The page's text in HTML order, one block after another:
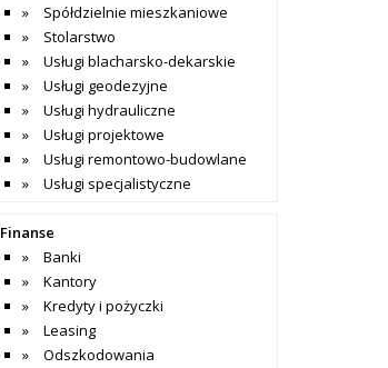
Spółdzielnie mieszkaniowe
Stolarstwo
Usługi blacharsko-dekarskie
Usługi geodezyjne
Usługi hydrauliczne
Usługi projektowe
Usługi remontowo-budowlane
Usługi specjalistyczne
Finanse
Banki
Kantory
Kredyty i pożyczki
Leasing
Odszkodowania